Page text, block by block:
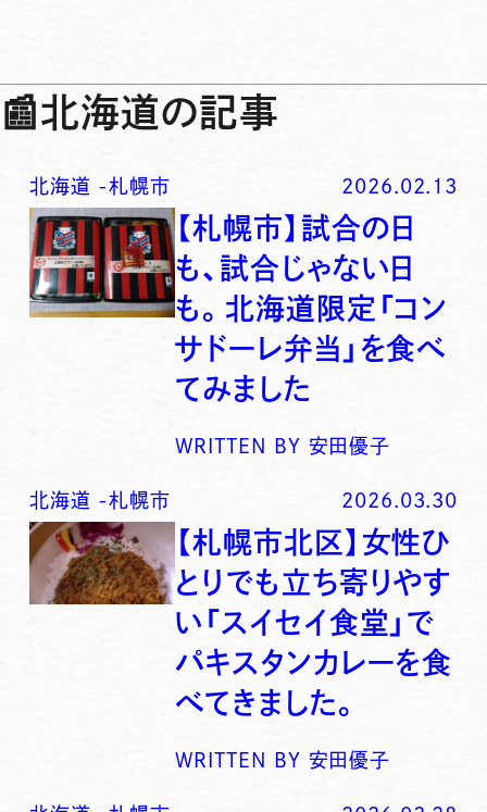
📰北海道の記事
北海道 -札幌市 2026.02.13
【札幌市】試合の日
も、試合じゃない日
も。北海道限定「コン
サドーレ弁当」を食べ
てみました
WRITTEN BY 安田優子
北海道 -札幌市 2026.03.30
【札幌市北区】女性ひ
とりでも立ち寄りやす
い「スイセイ食堂」で
パキスタンカレーを食
べてきました。
WRITTEN BY 安田優子